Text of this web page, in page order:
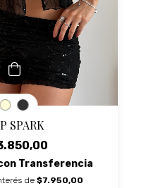
SPARK
Transferencia
de$7.950,00